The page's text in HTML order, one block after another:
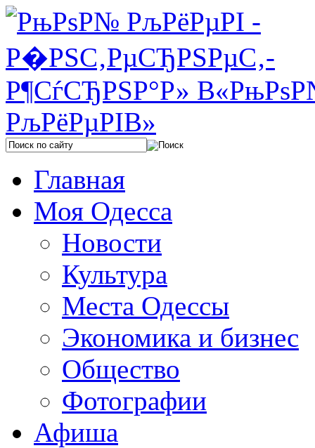
Главная
Моя Одесса
Новости
Культура
Места Одессы
Экономика и бизнес
Общество
Фотографии
Афиша